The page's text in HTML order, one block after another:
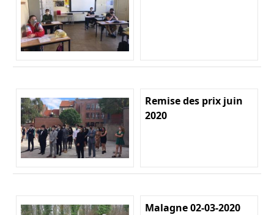
Remise des prix juin
2020
Malagne 02-03-2020